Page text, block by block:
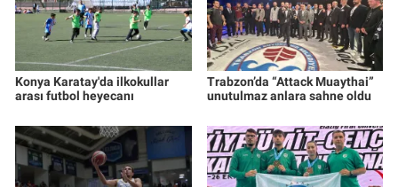
Konya Karatay'da ilkokullar
arası futbol heyecanı
Trabzon’da “Attack Muaythai”
unutulmaz anlara sahne oldu